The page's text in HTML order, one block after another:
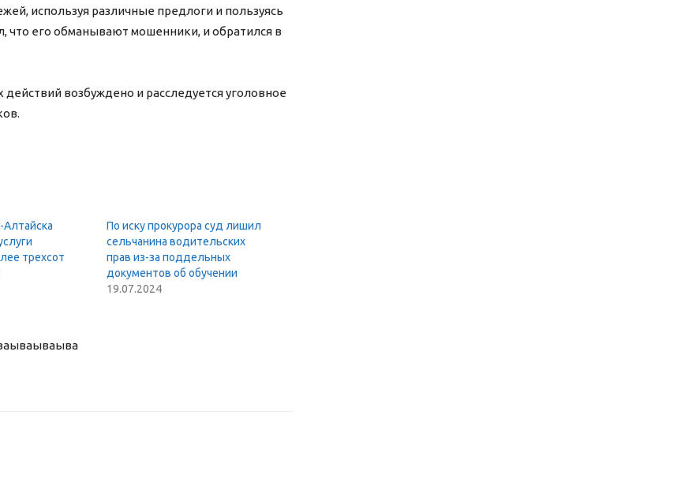
используя различные предлоги и пользуясь
что его обманывают мошенники, и обратился в
возбуждено и расследуется уголовное
трехсот
По иску прокурора суд лишил
сельчанина водительских
прав из-за поддельных
документов об обучении
19.07.2024
ываываыва